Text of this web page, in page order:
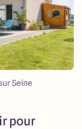
Seine
pour